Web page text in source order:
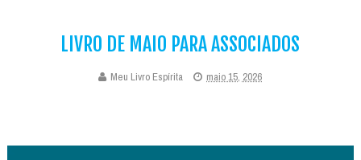
LIVRO DE MAIO PARA ASSOCIADOS
Meu Livro Espírita maio 15, 2026